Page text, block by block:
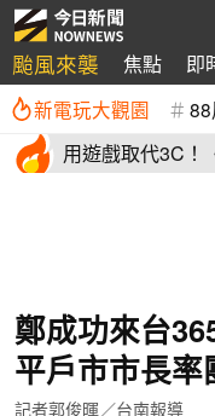
颱風來襲 焦點 即
新電玩大觀園
用遊戲取代3C！
鄭成功來台
平戶市市長
記者郭俊暉 ／台南報導